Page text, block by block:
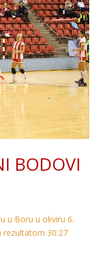
BODOVI
u Boru u okviru 6.
rezultatom 30:27